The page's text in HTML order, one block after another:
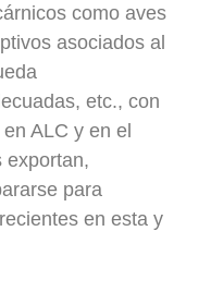
como aves
asociados al
etc., con
ALC y en el
exportan,
para
en esta y